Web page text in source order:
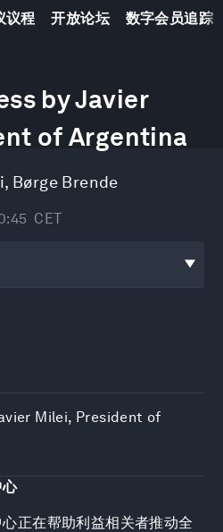
议程 开放论坛 数字会员追踪
by Javier
of Argentina
, Børge Brende
CET
Milei, President of
心
正在帮助利益相关者推动全